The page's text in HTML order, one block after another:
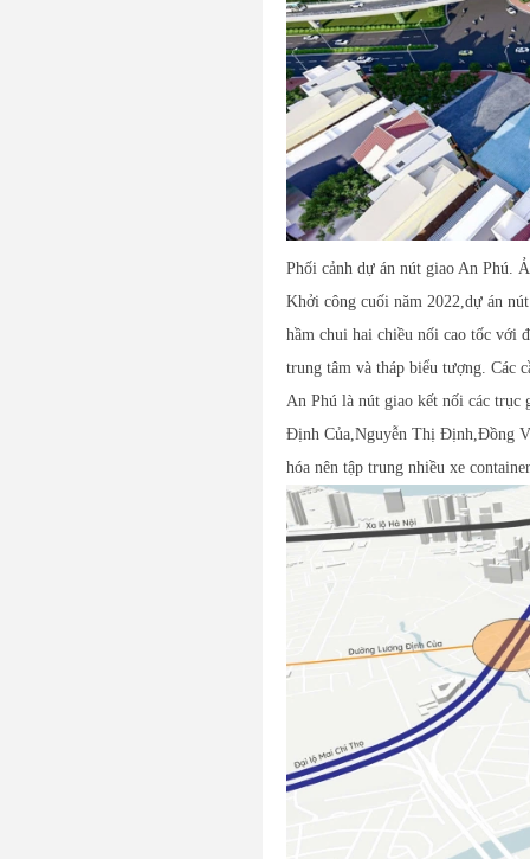
Phối cảnh dự án nút giao An Phú.
Khởi công cuối năm 2022,dự án
hầm chui hai chiều nối cao tốc với
trung tâm và tháp biểu tượng. Các
An Phú là nút giao kết nối các
Định Của,Nguyễn Thị Định,Đồng
hóa nên tập trung nhiều xe